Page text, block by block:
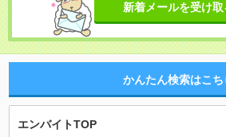
新着メールを受け取
かんたん検索はこち
エンバイトTOP